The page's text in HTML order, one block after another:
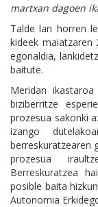
martxan dagoen
Talde lan horren
kideek maiatzaren
egonaldia,
baitute.
Meridan
biziberritze
prozesua sakonki
izango
berreskuratzearen
prozesua
Berreskuratzea
posible baita
Autonomia